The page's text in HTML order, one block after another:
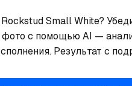
Small White?
фото с помощью AI —
Результат с